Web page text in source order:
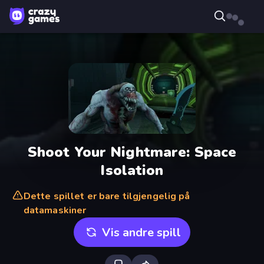
Shoot Your Nightmare: Space
Isolation
Dette spillet er bare tilgjengelig på
datamaskiner
Vis andre spill